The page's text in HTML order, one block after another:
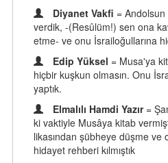
Diyanet Vakfi =
verdik, -(Resûlüm!) sen ona
etme- ve onu İsrailoğullarına
Edip Yüksel = Musa'ya
hiçbir kuşkun olmasın. Onu
yaptık.
Elmalılı Hamdi Yazır =
ki vaktiyle Musâya kitab
likasından şübheye düşme
hidayet rehberi kılmıştık